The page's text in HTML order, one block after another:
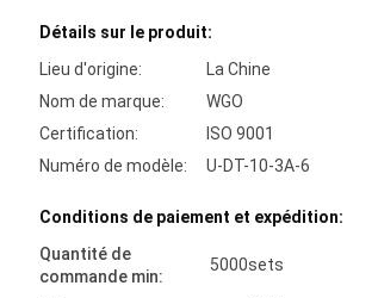
Détails sur le produit:
Lieu d'origine:
La Chine
Nom de marque:
WGO
Certification:
ISO 9001
Numéro de modèle:
U-DT-10-3A-6
Conditions de paiement et expédition:
Quantité de
commande min:
5000sets